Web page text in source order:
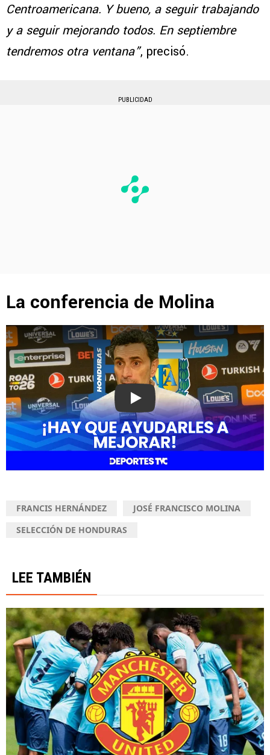
Centroamericana. Y bueno, a seguir trabajando
y a seguir mejorando todos. En septiembre
tendremos otra ventana”, precisó.
PUBLICIDAD
La conferencia de Molina
Play
FRANCIS HERNÁNDEZ
JOSÉ FRANCISCO MOLINA
SELECCIÓN DE HONDURAS
LEE TAMBIÉN